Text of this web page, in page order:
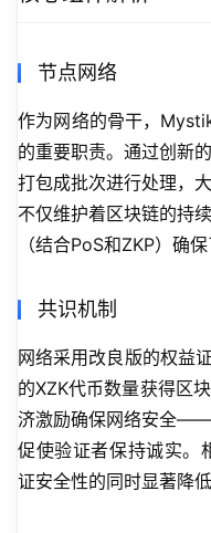
节点网络
作为网络的骨干，
的重要职责。通过创新
打包成批次进行处理，
不仅维护着区块链的持
（结合PoS和ZKP）确
共识机制
网络采用改良版的权益
的XZK代币数量获得区
济激励确保网络安全——
促使验证者保持诚实。
证安全性的同时显著降低